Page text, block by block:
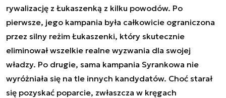
rywalizację z Łukaszenką z kilku powodów. Po
pierwsze, jego kampania była całkowicie ograniczona
przez silny reżim Łukaszenki, który skutecznie
eliminował wszelkie realne wyzwania dla swojej
władzy. Po drugie, sama kampania Syrankowa nie
wyróżniała się na tle innych kandydatów. Choć starał
się pozyskać poparcie, zwłaszcza w kręgach